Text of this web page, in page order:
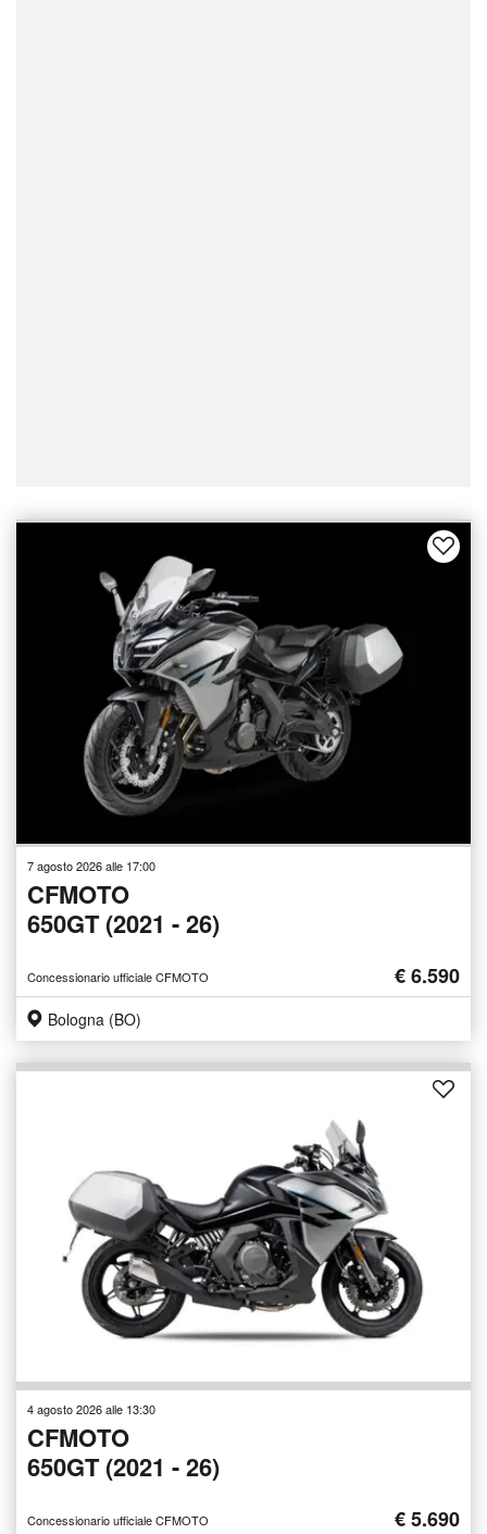
7 agosto 2026 alle 17:00
CFMOTO
650GT (2021 - 26)
Concessionario ufficiale CFMOTO € 6.590
Bologna (BO)
4 agosto 2026 alle 13:30
CFMOTO
650GT (2021 - 26)
Concessionario ufficiale CFMOTO € 5.690